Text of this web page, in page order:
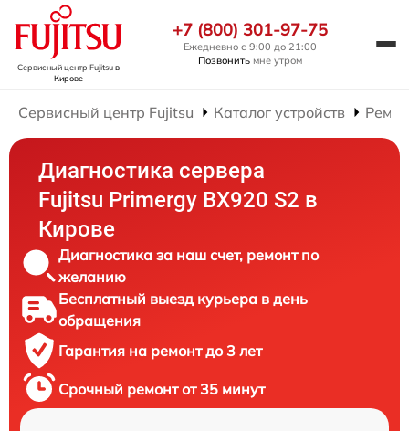
Сервисный центр Fujitsuв
Кирове
+7 (800) 301-97-75
Ежедневно с 9:00 до 21:00
Позвонить мне утром
Сервисный центр Fujitsu Каталог устройств
Диагностика сервера
Fujitsu Primergy BX920 S2 в
Кирове
Диагностика за наш счет, ремонт по
желанию
Бесплатный выезд курьера в день
обращения
Гарантия на ремонт до 3 лет
Срочный ремонт от 35 минут